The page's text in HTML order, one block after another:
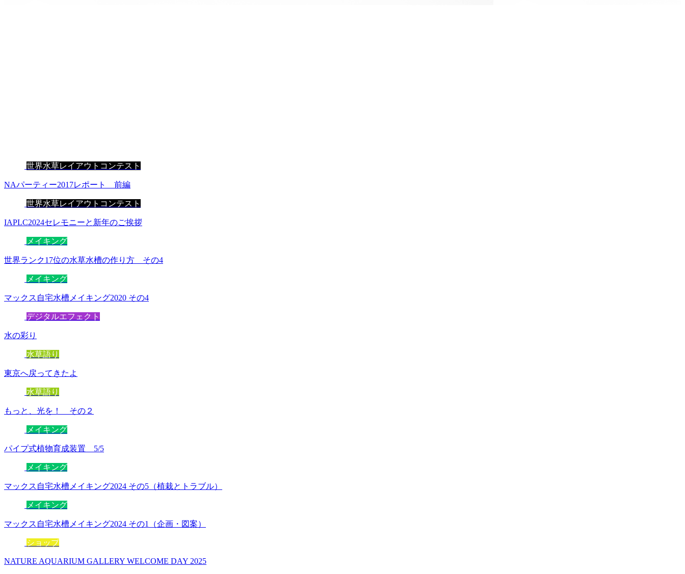
世界水草レイアウトコンテスト
NAパーティー2017レポート 前編
世界水草レイアウトコンテスト
IAPLC2024セレモニーと新年のご挨拶
メイキング
世界ランク17位の水草水槽の作り方 その4
メイキング
マックス自宅水槽メイキング2020 その4
デジタルエフェクト
水の彩り
水草語り
東京へ戻ってきたよ
水草語り
もっと、光を！ その２
メイキング
パイプ式植物育成装置 5/5
メイキング
マックス自宅水槽メイキング2024 その5（植栽とトラブル）
メイキング
マックス自宅水槽メイキング2024 その1（企画・図案）
ショップ
NATURE AQUARIUM GALLERY WELCOME DAY 2025